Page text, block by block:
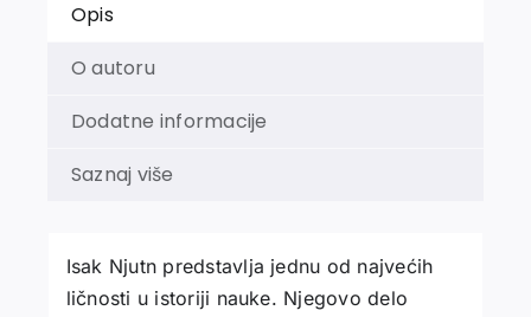
Opis
O autoru
Dodatne informacije
Saznaj više
Isak Njutn predstavlja jednu od najvećih
ličnosti u istoriji nauke. Njegovo delo